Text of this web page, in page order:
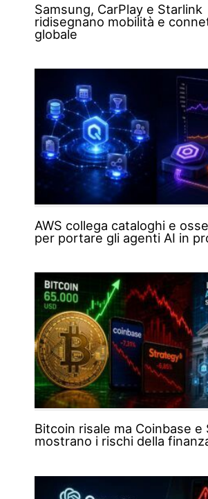
Samsung, CarPlay e Starlink
ridisegnano mobilità e
globale
AWS collega cataloghi e
per portare gli agenti AI in
Bitcoin risale ma Coinbase e
mostrano i rischi della